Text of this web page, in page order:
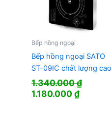
Bếp hồng ngoại
Bếp hồng ngoại SATO
ST-09IC chất lượng cao
1.340.000₫
Giá
1.180.000₫Giá